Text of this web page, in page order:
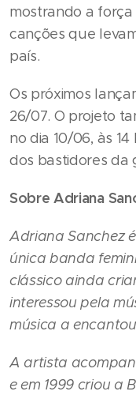
mostrando a
canções que
país.
Os próximos
26/07. O projeto
no dia 10/06, às
dos bastidores da
Sobre Adriana
Adriana Sanchez
única banda
clássico ainda
interessou pela
música a
A artista
e em 1999 criou a